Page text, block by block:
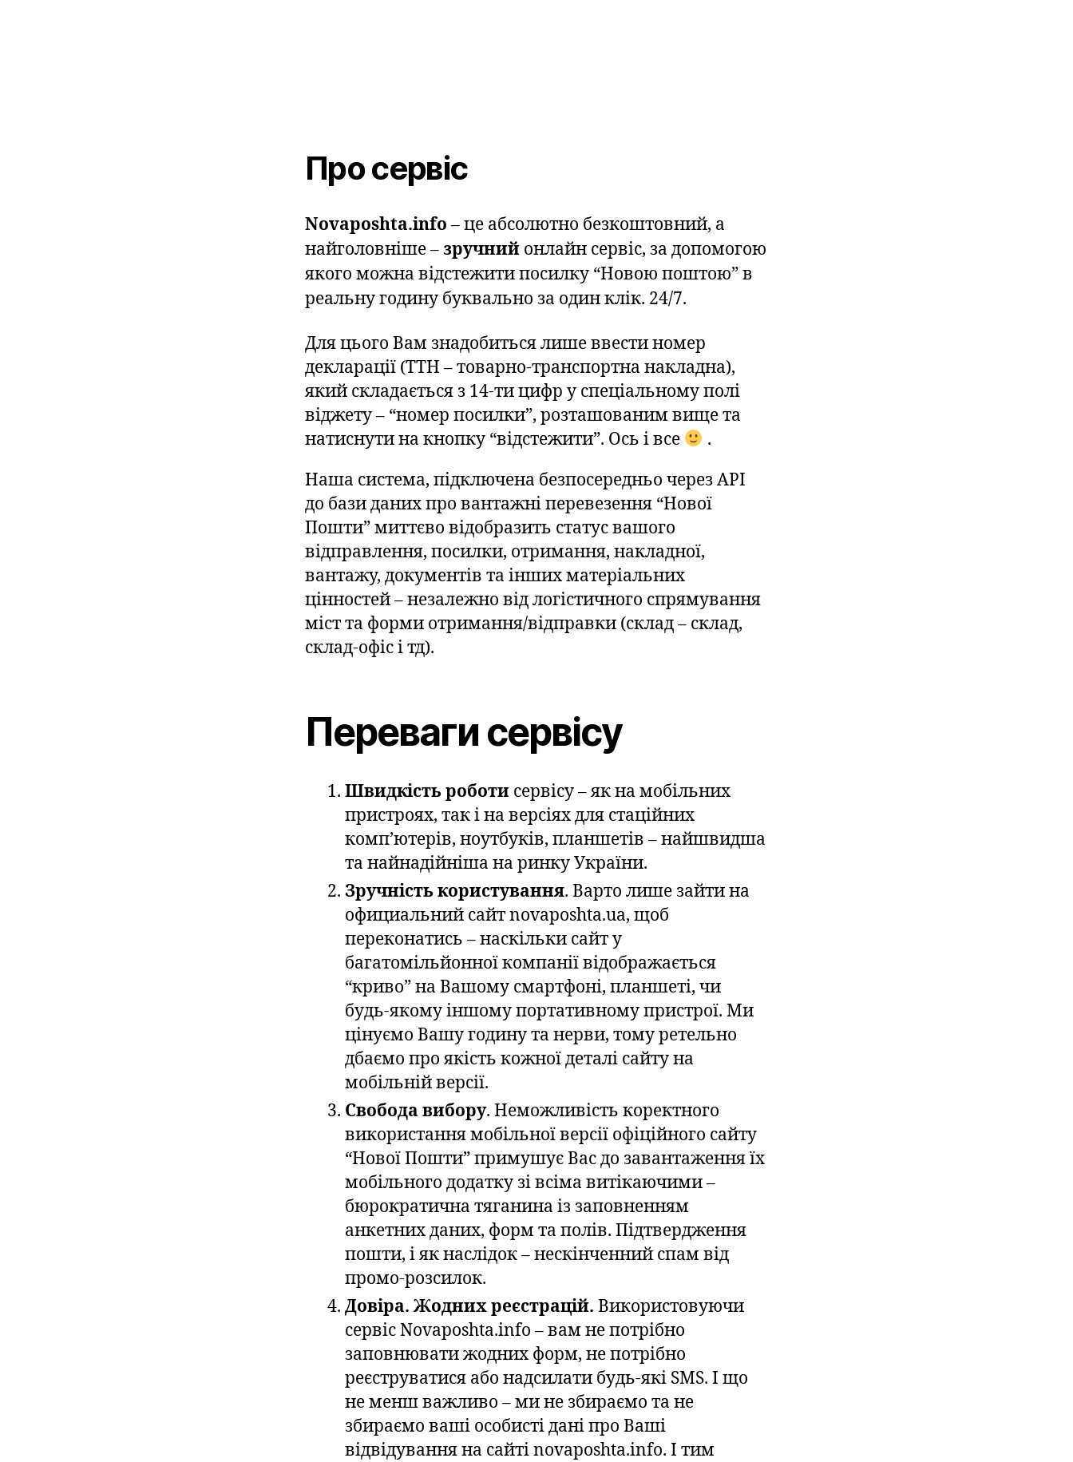
Про сервіс
Novaposhta.info– це абсолютно безкоштовний, а
найголовніше –зручний онлайн сервіс, за допомогою
якого можна відстежити посилку “Новою поштою” в
реальну годину буквально за один клік. 24/7.
Для цього Вам знадобиться лише ввести номер
декларації (ТТН – товарно-транспортна накладна),
який складається з 14-ти цифр у спеціальному полі
віджету – “номер посилки”, розташованим вище та
натиснути на кнопку “відстежити”. Ось і все
.
Наша система, підключена безпосередньо через API
до бази даних про вантажні перевезення “Нової
Пошти” миттєво відобразить статус вашого
відправлення, посилки, отримання, накладної,
вантажу, документів та інших матеріальних
цінностей – незалежно від логістичного спрямування
міст та форми отримання/відправки (склад – склад,
склад-офіс і тд).
Переваги сервісу
Швидкість роботи сервісу – як на мобільних
пристроях, так і на версіях для стаційних
комп’ютерів, ноутбуків, планшетів – найшвидша
та найнадійніша на ринку України.
Зручність користування. Варто лише зайти на
официальний сайт novaposhta.ua, щоб
переконатись – наскільки сайт у
багатомільйонної компанії відображається
“криво” на Вашому смартфоні, планшеті, чи
будь-якому іншому портативному пристрої. Ми
цінуємо Вашу годину та нерви, тому ретельно
дбаємо про якість кожної деталі сайту на
мобільній версії.
Свобода вибору. Неможливість коректного
використання мобільної версії офіційного сайту
“Нової Пошти” примушує Вас до завантаження їх
мобільного додатку зі всіма витікаючими –
бюрократична тяганина із заповненням
анкетних даних, форм та полів. Підтвердження
пошти, і як наслідок – нескінченний спам від
промо-розсилок.
Довіра. Жодних реєстрацій. Використовуючи
сервіс Novaposhta.info – вам не потрібно
заповнювати жодних форм, не потрібно
реєструватися або надсилати будь-які SMS. І що
не менш важливо – ми не збираємо та не
збираємо ваші особисті дані про Ваші
відвідування на сайті novaposhta.info. І тим